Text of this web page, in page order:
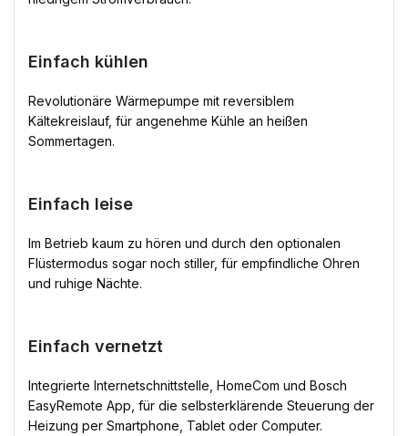
Einfach kühlen
Revolutionäre Wärmepumpe mit reversiblem
Kältekreislauf, für angenehme Kühle an heißen
Sommertagen.
Einfach leise
Im Betrieb kaum zu hören und durch den optionalen
Flüstermodus sogar noch stiller, für empfindliche Ohren
und ruhige Nächte.
Einfach vernetzt
Integrierte Internetschnittstelle, HomeCom und Bosch
EasyRemote App, für die selbsterklärende Steuerung der
Heizung per Smartphone, Tablet oder Computer.